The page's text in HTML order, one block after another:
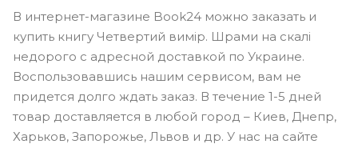
В интернет-магазине Book24 можно заказать и
купить книгу Четвертий вимір. Шрами на скалі
недорого с адресной доставкой по Украине.
Воспользовавшись нашим сервисом, вам не
придется долго ждать заказ. В течение 1-5 дней
товар доставляется в любой город – Киев, Днепр,
Харьков, Запорожье, Львов и др. У нас на сайте